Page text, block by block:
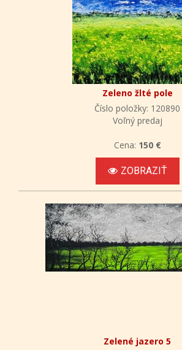
Zeleno žlté pole
Číslo položky: 120890
Voľný predaj
Cena: 150 €
ZOBRAZIŤ
Zelené jazero 5